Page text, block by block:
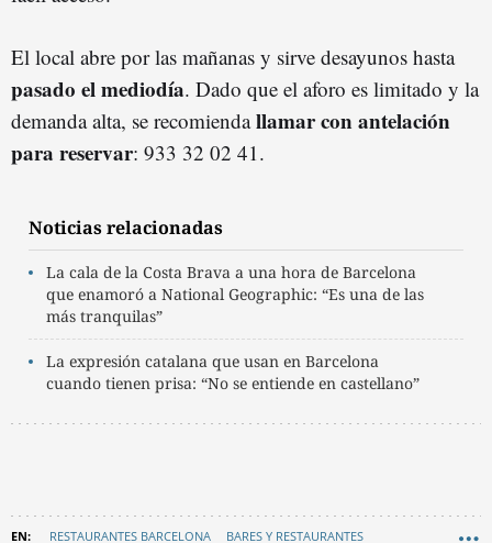
El local abre por las mañanas y sirve desayunos hasta
pasado el mediodía. Dado que el aforo es limitado y la
demanda alta, se recomiendallamar con antelación
para reservar: 933 32 02 41.
Noticias relacionadas
La cala de la Costa Brava a una hora de Barcelona
que enamoró a National Geographic: “Es una de las
más tranquilas”
La expresión catalana que usan en Barcelona
cuando tienen prisa: “No se entiende en castellano”
RESTAURANTES BARCELONA BARES Y RESTAURANTES